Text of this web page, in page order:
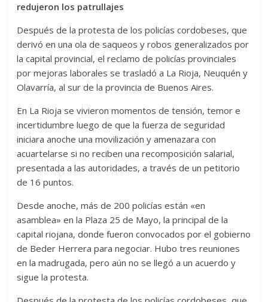
redujeron los patrullajes
Después de la protesta de los policías cordobeses, que
derivó en una ola de saqueos y robos generalizados por
la capital provincial, el reclamo de policías provinciales
por mejoras laborales se trasladó a La Rioja, Neuquén y
Olavarría, al sur de la provincia de Buenos Aires.
En La Rioja se vivieron momentos de tensión, temor e
incertidumbre luego de que la fuerza de seguridad
iniciara anoche una movilización y amenazara con
acuartelarse si no reciben una recomposición salarial,
presentada a las autoridades, a través de un petitorio
de 16 puntos.
Desde anoche, más de 200 policías están «en
asamblea» en la Plaza 25 de Mayo, la principal de la
capital riojana, donde fueron convocados por el gobierno
de Beder Herrera para negociar. Hubo tres reuniones
en la madrugada, pero aún no se llegó a un acuerdo y
sigue la protesta.